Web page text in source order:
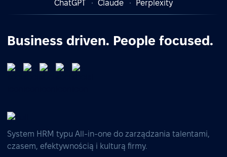
ChatGPT
Claude Perplexity
Business driven. People focused.
System HRM typu All-in-one do zarządzania talentami,
czasem, efektywnością i kulturą firmy.